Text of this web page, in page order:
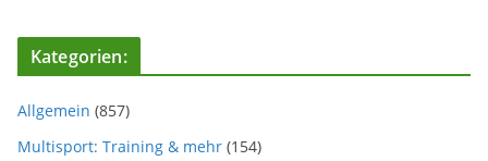
Kategorien:
Allgemein (857)
Multisport: Training & mehr (154)